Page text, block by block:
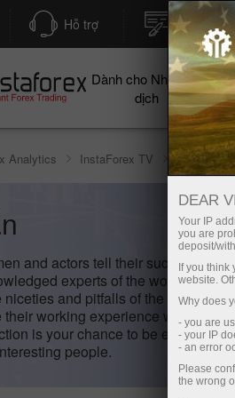
Hỗ trợ Mở tài
Dành cho Nhà giao
dịch
Analytics InstaForex TV Phỏng vấn
and actors tell their success
experts of the world of
and pitfalls of the currency
working experience with
is your chance to be engaged in
people.
DEAR
Your IP
you are
deposit/
If you
website.
Why does
- you are
- your IP
- an error
Please
the wrong